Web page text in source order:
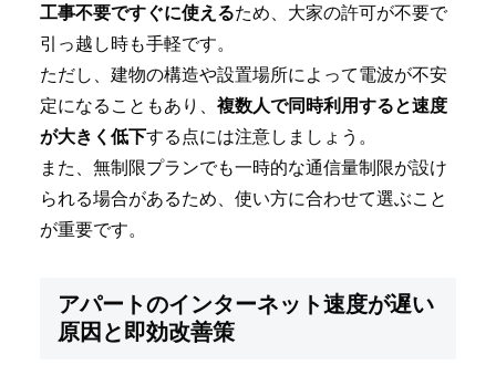
工事不要ですぐに使えるため、大家の許可が不要で
引っ越し時も手軽です。
ただし、建物の構造や設置場所によって電波が不安
定になることもあり、 複数人で同時利用すると速度
が大きく低下する点には注意しましょう。
また、無制限プランでも一時的な通信量制限が設け
られる場合があるため、使い方に合わせて選ぶこと
が重要です。
アパートのインターネット速度が遅い
原因と即効改善策